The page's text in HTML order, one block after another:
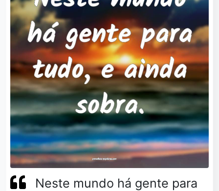
Neste mundo há gente para